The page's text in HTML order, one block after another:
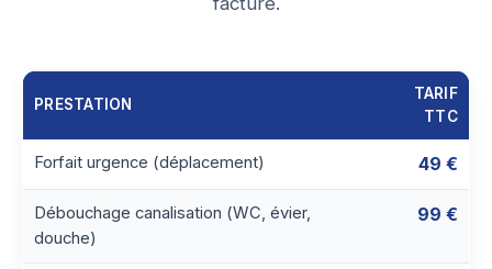
PRESTATION
TARIF
TTC
Forfait urgence (déplacement) 49 €
Débouchage canalisation (WC, évier,
douche)
99 €